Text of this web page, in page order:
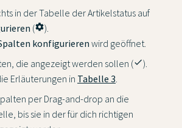
in der Tabelle der Artikelstatus auf
(settings).
konfigurieren wird geöffnet.
die angezeigt werden sollen (done).
Erläuterungen in Tabelle 3.
per Drag-and-drop an die
bis sie in der für dich richtigen